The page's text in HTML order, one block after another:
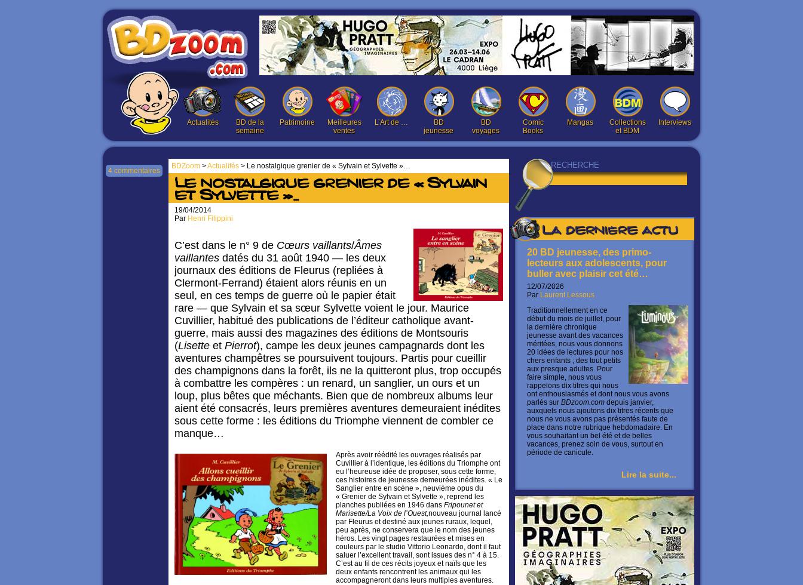
Actualités
BD de la
semaine
Patrimoine
Meilleures
ventes
L’Art de …
BD
jeunesse
BD
voyages
Comic
Books
Mangas
Collections
et BDM
Interviews
La dernière actu
20 BD jeunesse, des primo-
lecteurs aux adolescents, pour
buller avec plaisir cet été…
12/07/2026
Par Laurent Lessous
Traditionnellement en ce
début du mois de juillet, pour
la dernière chronique
jeunesse avant des vacances
méritées, nous vous donnons
20 idées de lectures pour nos
chers enfants ; des tout petits
aux presque adultes. Pour
faire simple, nous vous
rappelons dix titres qui nous
ont enthousiasmés et dont nous vous avons
parlés sur BDzoom.com depuis janvier,
auxquels nous ajoutons dix titres récents que
nous ne vous avons pas présentés faute de
place dans notre rubrique hebdomadaire. En
vous souhaitant un bel été et de belles
vacances, prenez soin de vous, surtout en
période de canicule.
Lire la suite...
BDZoom >Actualités > Le nostalgique grenier de « Sylvain et Sylvette »…
4 commentaires
Le nostalgique grenier de « Sylvain
et Sylvette »…
19/04/2014
Par Henri Filippini
C’est dans le n° 9 de Cœurs vaillants/Âmes
vaillantes datés du 31 août 1940 — les deux
journaux des éditions de Fleurus (repliées à
Clermont-Ferrand) étaient alors réunis en un
seul, en ces temps de guerre où le papier était
rare — que Sylvain et sa sœur Sylvette voient le jour. Maurice
Cuvillier, habitué des publications de l’éditeur catholique avant-
guerre, mais aussi des magazines des éditions de Montsouris
(Lisette et Pierrot), campe les deux jeunes campagnards dont les
aventures champêtres se poursuivent toujours. Partis pour cueillir
des champignons dans la forêt, ils ne la quitteront plus, trop occupés
à combattre les compères : un renard, un sanglier, un ours et un
loup, plus bêtes que méchants. Bien que de nombreux albums leur
aient été consacrés, leurs premières aventures demeuraient inédites
sous cette forme : les éditions du Triomphe viennent de combler ce
manque…
Après avoir réédité les ouvrages réalisés par
Cuvillier à l’identique, les éditions du Triomphe ont
eu l’heureuse idée de proposer, sous cette forme,
ces histoires de jeunesse demeurées inédites. « Le
Sanglier entre en scène », neuvième opus du
« Grenier de Sylvain et Sylvette », reprend les
planches publiées en 1946 dans Fripounet et
Marisette/La Voix de l’Ouest,nouveau journal lancé
par Fleurus et destiné aux jeunes ruraux, lequel,
peu après, ne conservera que le nom des jeunes
héros. Les vingt pages restaurées et mises en
couleurs par le studio Vittorio Leonardo, dont il faut
saluer l’excellent travail, sont issues des n° 4 à 15.
C’est au fil de ces récits joyeux et naïfs que les
deux enfants rencontrent les animaux qui les
accompagneront dans leurs multiples aventures.